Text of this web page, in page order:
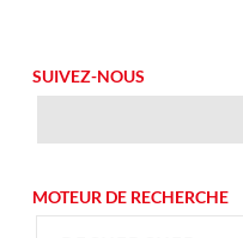
SUIVEZ-NOUS
MOTEUR DE RECHERCHE